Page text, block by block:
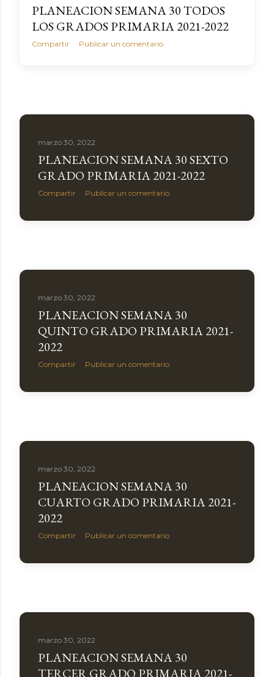
PLANEACION SEMANA 30 TODOS
LOS GRADOS PRIMARIA 2021-2022
Compartir Publicar un comentario
marzo 30, 2022
PLANEACION SEMANA 30 SEXTO
GRADO PRIMARIA 2021-2022
Compartir Publicar un comentario
marzo 30, 2022
PLANEACION SEMANA 30
QUINTO GRADO PRIMARIA 2021-
2022
Compartir Publicar un comentario
marzo 30, 2022
PLANEACION SEMANA 30
CUARTO GRADO PRIMARIA 2021-
2022
Compartir Publicar un comentario
marzo 30, 2022
PLANEACION SEMANA 30
TERCER GRADO PRIMARIA 2021-